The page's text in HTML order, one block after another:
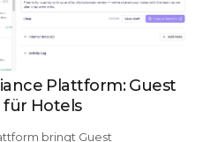
Plattform: Guest
Hotels
bringt Guest